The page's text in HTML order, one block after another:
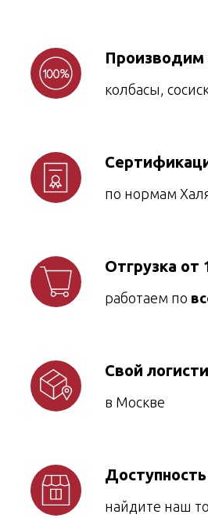
Производим
колбасы,
по нормам
Отгрузка от
работаем по
Свой
в Москве
найдите наш